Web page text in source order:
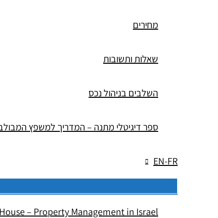
מחירים
שאלות ותשובות
השלבים בניהול נכס
ספר דיגיטלי מתנה – המדריך למשפץ
EN-FR
– Property Management in Israel